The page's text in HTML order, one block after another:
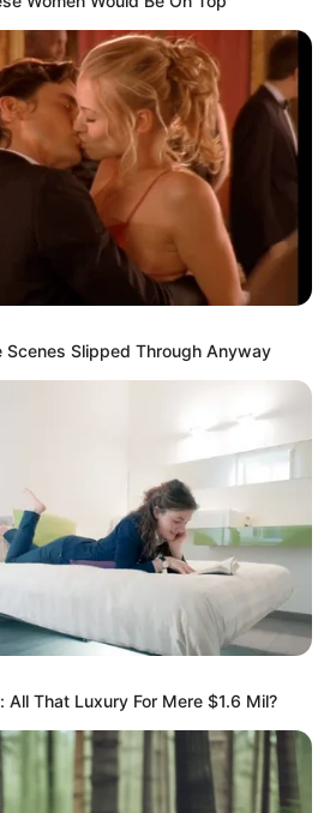
Scenes Slipped Through Anyway
All That Luxury For Mere $1.6 Mil?